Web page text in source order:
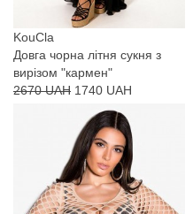
KouCla
Довга чорна літня сукня з
вирізом "кармен"
2670 UAH 1740 UAH